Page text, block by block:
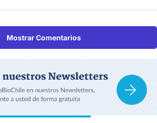
Mostrar Comentarios